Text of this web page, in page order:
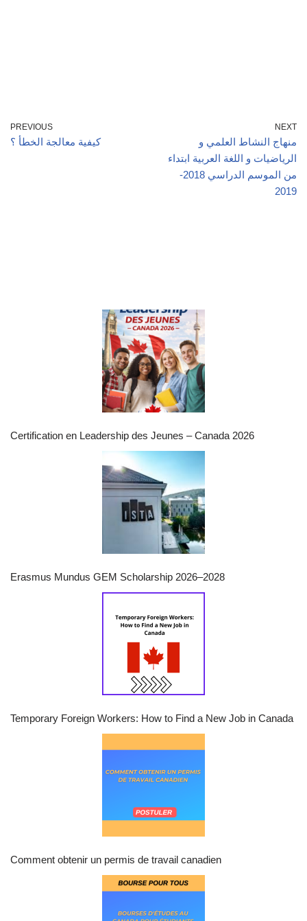
PREVIOUS
كيفية معالجة الخطأ ؟
NEXT
منهاج النشاط العلمي و
الرياضيات و اللغة العربية ابتداء
من الموسم الدراسي 2018-
2019
Certification en Leadership des Jeunes – Canada 2026
Erasmus Mundus GEM Scholarship 2026–2028
Temporary Foreign Workers: How to Find a New Job in Canada
Comment obtenir un permis de travail canadien